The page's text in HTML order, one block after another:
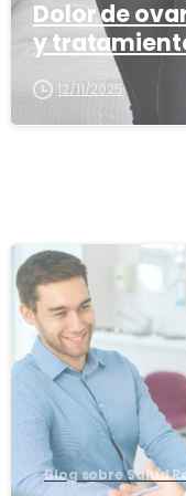
Dolor de
y
12/11/2025
Blog sobre Salud